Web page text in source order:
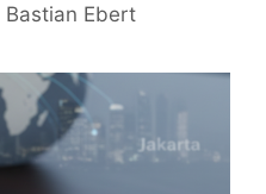
Bastian Ebert